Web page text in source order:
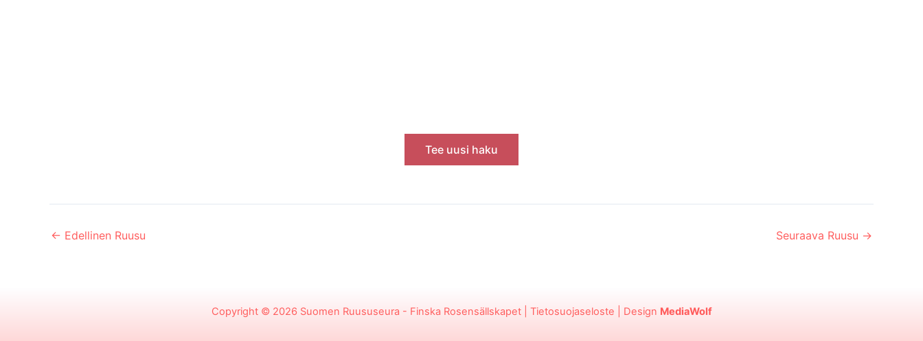
Tee uusi haku
← Edellinen Ruusu Seuraava Ruusu →
Copyright © 2026 Suomen Ruususeura - Finska Rosensällskapet| Tietosuojaseloste | Design MediaWolf